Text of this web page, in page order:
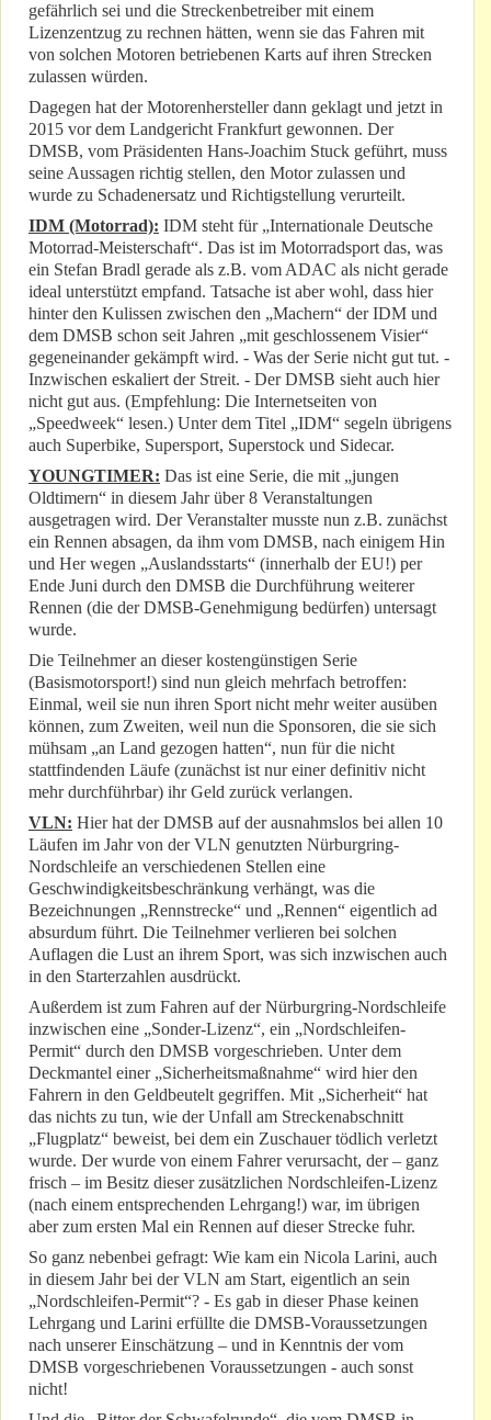
gefährlich sei und die Streckenbetreiber mit einem
Lizenzentzug zu rechnen hätten, wenn sie das Fahren mit
von solchen Motoren betriebenen Karts auf ihren Strecken
zulassen würden.
Dagegen hat der Motorenhersteller dann geklagt und jetzt in
2015 vor dem Landgericht Frankfurt gewonnen. Der
DMSB, vom Präsidenten Hans-Joachim Stuck geführt, muss
seine Aussagen richtig stellen, den Motor zulassen und
wurde zu Schadenersatz und Richtigstellung verurteilt.
IDM (Motorrad): IDM steht für „Internationale Deutsche
Motorrad-Meisterschaft“. Das ist im Motorradsport das, was
ein Stefan Bradl gerade als z.B. vom ADAC als nicht gerade
ideal unterstützt empfand. Tatsache ist aber wohl, dass hier
hinter den Kulissen zwischen den „Machern“ der IDM und
dem DMSB schon seit Jahren „mit geschlossenem Visier“
gegeneinander gekämpft wird. - Was der Serie nicht gut tut. -
Inzwischen eskaliert der Streit. - Der DMSB sieht auch hier
nicht gut aus. (Empfehlung: Die Internetseiten von
„Speedweek“ lesen.) Unter dem Titel „IDM“ segeln übrigens
auch Superbike, Supersport, Superstock und Sidecar.
YOUNGTIMER: Das ist eine Serie, die mit „jungen
Oldtimern“ in diesem Jahr über 8 Veranstaltungen
ausgetragen wird. Der Veranstalter musste nun z.B. zunächst
ein Rennen absagen, da ihm vom DMSB, nach einigem Hin
und Her wegen „Auslandsstarts“ (innerhalb der EU!) per
Ende Juni durch den DMSB die Durchführung weiterer
Rennen (die der DMSB-Genehmigung bedürfen) untersagt
wurde.
Die Teilnehmer an dieser kostengünstigen Serie
(Basismotorsport!) sind nun gleich mehrfach betroffen:
Einmal, weil sie nun ihren Sport nicht mehr weiter ausüben
können, zum Zweiten, weil nun die Sponsoren, die sie sich
mühsam „an Land gezogen hatten“, nun für die nicht
stattfindenden Läufe (zunächst ist nur einer definitiv nicht
mehr durchführbar) ihr Geld zurück verlangen.
VLN: Hier hat der DMSB auf der ausnahmslos bei allen 10
Läufen im Jahr von der VLN genutzten Nürburgring-
Nordschleife an verschiedenen Stellen eine
Geschwindigkeitsbeschränkung verhängt, was die
Bezeichnungen „Rennstrecke“ und „Rennen“ eigentlich ad
absurdum führt. Die Teilnehmer verlieren bei solchen
Auflagen die Lust an ihrem Sport, was sich inzwischen auch
in den Starterzahlen ausdrückt.
Außerdem ist zum Fahren auf der Nürburgring-Nordschleife
inzwischen eine „Sonder-Lizenz“, ein „Nordschleifen-
Permit“ durch den DMSB vorgeschrieben. Unter dem
Deckmantel einer „Sicherheitsmaßnahme“ wird hier den
Fahrern in den Geldbeutelt gegriffen. Mit „Sicherheit“ hat
das nichts zu tun, wie der Unfall am Streckenabschnitt
„Flugplatz“ beweist, bei dem ein Zuschauer tödlich verletzt
wurde. Der wurde von einem Fahrer verursacht, der – ganz
frisch – im Besitz dieser zusätzlichen Nordschleifen-Lizenz
(nach einem entsprechenden Lehrgang!) war, im übrigen
aber zum ersten Mal ein Rennen auf dieser Strecke fuhr.
So ganz nebenbei gefragt: Wie kam ein Nicola Larini, auch
in diesem Jahr bei der VLN am Start, eigentlich an sein
„Nordschleifen-Permit“? - Es gab in dieser Phase keinen
Lehrgang und Larini erfüllte die DMSB-Voraussetzungen
nach unserer Einschätzung – und in Kenntnis der vom
DMSB vorgeschriebenen Voraussetzungen - auch sonst
nicht!